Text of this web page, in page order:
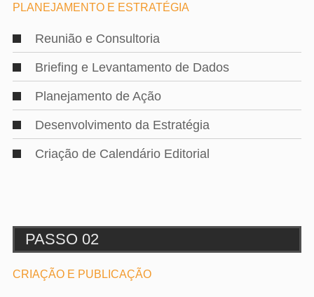
PLANEJAMENTO E ESTRATÉGIA
Reunião e Consultoria
Briefing e Levantamento de Dados
Planejamento de Ação
Desenvolvimento da Estratégia
Criação de Calendário Editorial
PASSO 02
CRIAÇÃO E PUBLICAÇÃO